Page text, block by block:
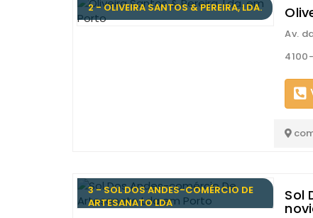
2 - OLIVEIRA SANTOS & PEREIRA, LDA.
Av.
3 - SOL DOS ANDES-COMÉRCIO DE
ARTESANATO LDA
Sol